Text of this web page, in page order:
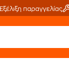
Εξέλιξη παραγγελίας